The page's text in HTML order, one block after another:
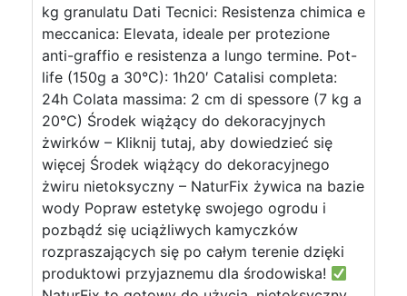
kg granulatu Dati Tecnici: Resistenza chimica e
meccanica: Elevata, ideale per protezione
anti-graffio e resistenza a lungo termine. Pot-
life (150g a 30°C): 1h20′ Catalisi completa:
24h Colata massima: 2 cm di spessore (7 kg a
20°C) Środek wiążący do dekoracyjnych
żwirków – Kliknij tutaj, aby dowiedzieć się
więcej Środek wiążący do dekoracyjnego
żwiru nietoksyczny – NaturFix żywica na bazie
wody Popraw estetykę swojego ogrodu i
pozbądź się uciążliwych kamyczków
rozpraszających się po całym terenie dzięki
produktowi przyjaznemu dla środowiska!